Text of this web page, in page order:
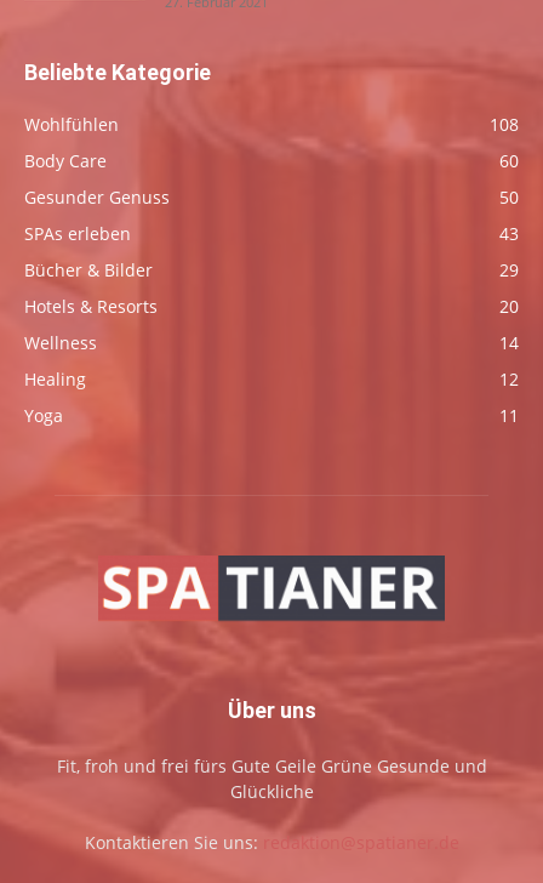
Beliebte Kategorie
Wohlfühlen
108
Body Care
60
Gesunder Genuss
50
SPAs erleben
43
Bücher & Bilder
29
Hotels & Resorts
20
Wellness
14
Healing
12
Yoga
11
Über uns
Fit, froh und frei fürs Gute Geile Grüne Gesunde und
Glückliche
Kontaktieren Sie uns: redaktion@spatianer.de